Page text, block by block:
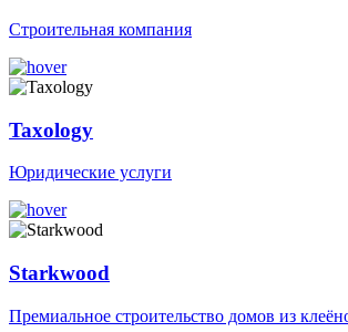
Строительная компания
Taxology
Юридические услуги
Starkwood
Премиальное строительство домов из